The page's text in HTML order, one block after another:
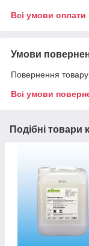
Всі умови оплати
Умови
Повернення
Всі умови
Подібні товари